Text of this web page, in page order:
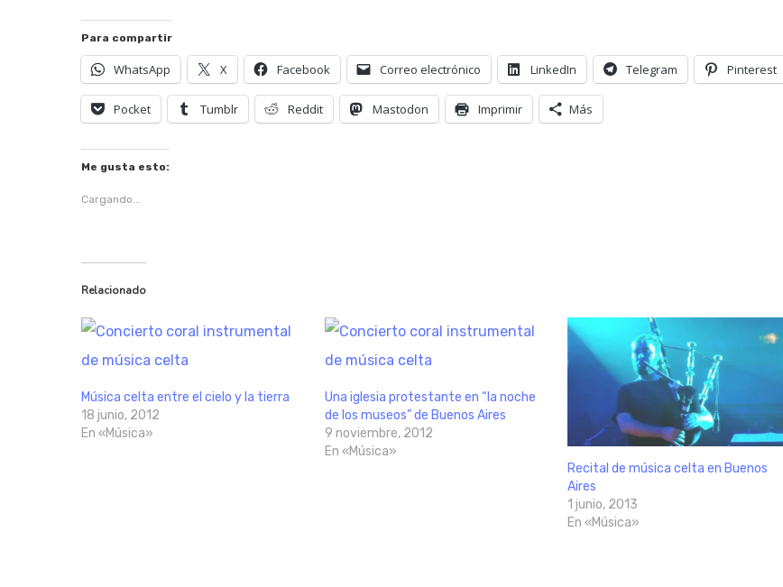
Para compartir
WhatsApp X Facebook Correo electrónico LinkedIn Telegram Pinterest
Pocket Tumblr Reddit Mastodon Imprimir Más
Me gusta esto:
Cargando...
Relacionado
Música celta entre el cielo y la tierra
18 junio, 2012
En «Música»
Una iglesia protestante en “la noche
de los museos” de Buenos Aires
9 noviembre, 2012
En «Música»
Recital de música celta en Buenos
Aires
1 junio, 2013
En «Música»